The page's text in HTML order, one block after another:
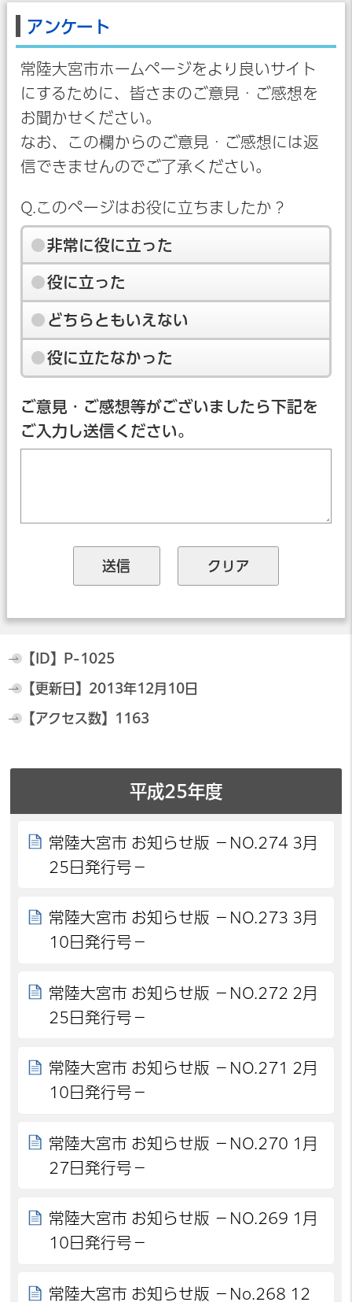
アンケート
常陸大宮市ホームページをより良いサイト
にするために、皆さまのご意見・ご感想を
お聞かせください。
なお、この欄からのご意見・ご感想には返
信できませんのでご了承ください。
Q.このページはお役に立ちましたか？
非常に役に立った
役に立った
どちらともいえない
役に立たなかった
ご意見・ご感想等がございましたら下記を
ご入力し送信ください。
【ID】 P-1025
【更新日】 2013年12月10日
【アクセス数】 1163
平成25年度
常陸大宮市 お知らせ版 －NO.274 3月
25日発行号－
常陸大宮市 お知らせ版 －NO.273 3月
10日発行号－
常陸大宮市 お知らせ版 －NO.272 2月
25日発行号－
常陸大宮市 お知らせ版 －NO.271 2月
10日発行号－
常陸大宮市 お知らせ版 －NO.270 1月
27日発行号－
常陸大宮市 お知らせ版 －NO.269 1月
10日発行号－
常陸大宮市 お知らせ版 －No.268 12